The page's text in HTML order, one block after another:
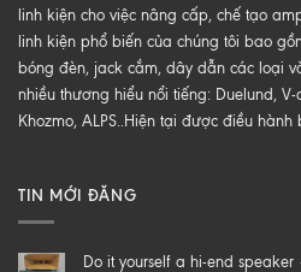
linh kiện cho việc nâng cấp, chế tạo
linh kiện phổ biến của chúng tôi bao
bóng đèn, jack cắm, dây dẫn các loại
nhiều thương hiểu nổi tiếng: Duelund, V-
Khozmo, ALPS..Hiện tại được điều hành
TIN MỚI ĐĂNG
Do it yourself a hi-end